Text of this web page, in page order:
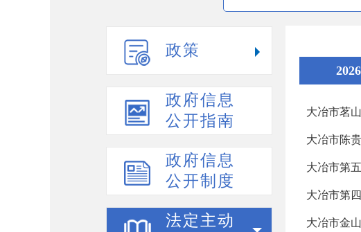
政策
政府信息
公开指南
政府信息
公开制度
法定主动
大冶市茗
大冶市陈
大冶市第
大冶市第
大冶市金